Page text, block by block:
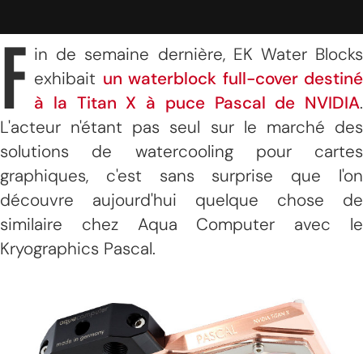
F in de semaine dernière, EK Water Blocks
exhibait un waterblock full-cover destiné
à la Titan X à puce Pascal de NVIDIA.
L'acteur n'étant pas seul sur le marché des
solutions de watercooling pour cartes
graphiques, c'est sans surprise que l'on
découvre aujourd'hui quelque chose de
similaire chez Aqua Computer avec le
Kryographics Pascal.